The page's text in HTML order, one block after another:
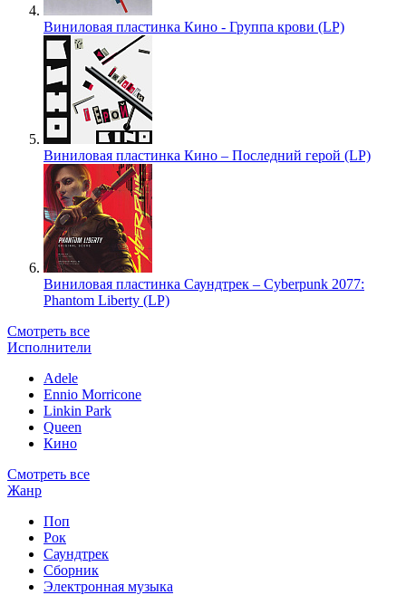
Виниловая пластинка Кино - Группа крови (LP)
Виниловая пластинка Кино – Последний герой (LP)
Виниловая пластинка Саундтрек – Cyberpunk 2077:
Phantom Liberty (LP)
Смотреть все
Исполнители
Adele
Ennio Morricone
Linkin Park
Queen
Кино
Смотреть все
Жанр
Поп
Рок
Саундтрек
Сборник
Электронная музыка